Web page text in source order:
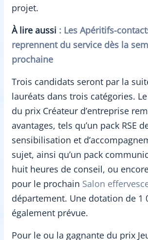
projet.
À lire aussi : Les Apéritifs-
reprennent du service dès la
prochaine
Trois candidats seront par la
lauréats dans trois catégories.
du prix Créateur d’entreprise
avantages, tels qu’un pack RSE
sensibilisation et
sujet, ainsi qu’un pack
huit heures de conseil, ou
pour le prochain Salon
département. Une dotation de 1
également prévue.
Pour le ou la gagnante du prix